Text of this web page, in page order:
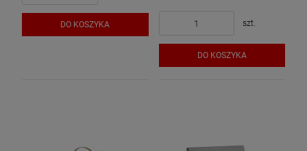
DO KOSZYKA szt.
DO KOSZYKA